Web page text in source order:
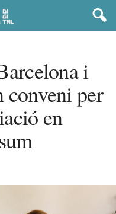
i
conveni per
en